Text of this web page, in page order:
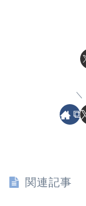
関連記事